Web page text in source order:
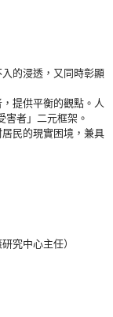
的浸透，又同時彰顯
提供平衡的觀點。人
害者」二元框架。
民的現實困境，兼具
究中心主任）